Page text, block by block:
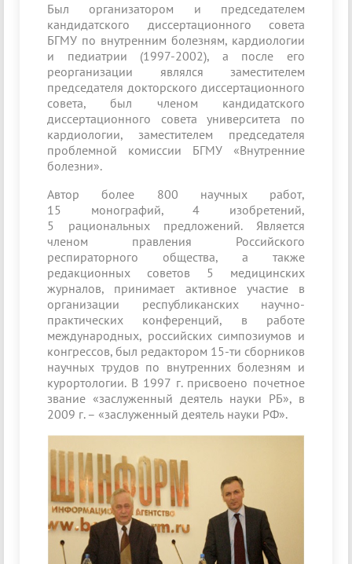
Был организатором и председателем
кандидатского диссертационного совета
БГМУ по внутренним болезням, кардиологии
и педиатрии (1997-2002), а после его
реорганизации являлся заместителем
председателя докторского диссертационного
совета, был членом кандидатского
диссертационного совета университета по
кардиологии, заместителем председателя
проблемной комиссии БГМУ «Внутренние
болезни».
Автор более 800 научных работ,
15 монографий, 4 изобретений,
5 рациональных предложений. Является
членом правления Российского
респираторного общества, а также
редакционных советов 5 медицинских
журналов, принимает активное участие в
организации республиканских научно-
практических конференций, в работе
международных, российских симпозиумов и
конгрессов, был редактором 15-ти сборников
научных трудов по внутренних болезням и
курортологии. В 1997 г. присвоено почетное
звание «заслуженный деятель науки РБ», в
2009 г. – «заслуженный деятель науки РФ».